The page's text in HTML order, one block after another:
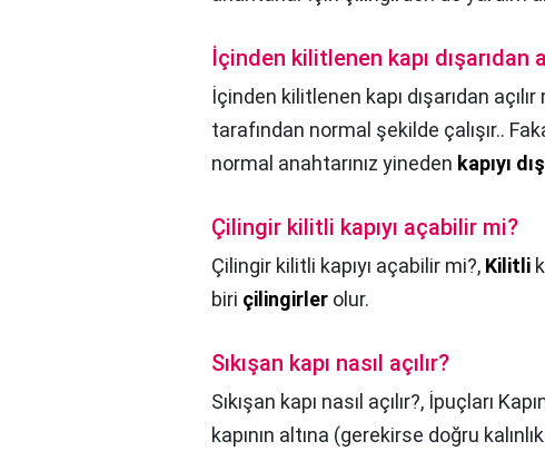
İçinden kilitlenen kapı dışarıdan
İçinden kilitlenen kapı dışarıdan açılır
tarafından normal şekilde çalışır..
normal anahtarınız yineden kapıyı
Çilingir kilitli kapıyı açabilir mi?
Çilingir kilitli kapıyı açabilir mi?, Kilitli
biri çilingirler olur.
Sıkışan kapı nasıl açılır?
Sıkışan kapı nasıl açılır?, İpuçları
kapının altına (gerekirse doğru